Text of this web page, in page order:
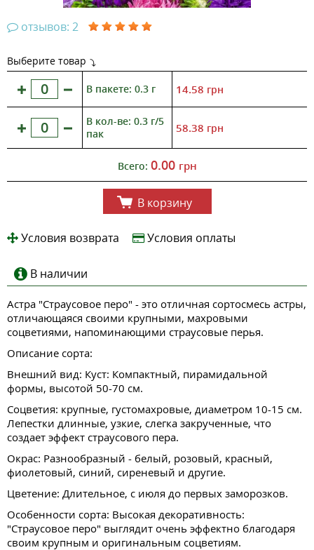
отзывов: 2
Выберите товар
В пакете: 0.3 г 14.58 грн
В кол-ве: 0.3 г/5
пак
58.38 грн
Всего: 0.00 грн
В корзину
Условия возврата Условия оплаты
В наличии
Астра "Страусовое перо" - это отличная сортосмесь астры,
отличающаяся своими крупными, махровыми
соцветиями, напоминающими страусовые перья.
Описание сорта:
Внешний вид: Куст: Компактный, пирамидальной
формы, высотой 50-70 см.
Соцветия: крупные, густомахровые, диаметром 10-15 см.
Лепестки длинные, узкие, слегка закрученные, что
создает эффект страусового пера.
Окрас: Разнообразный - белый, розовый, красный,
фиолетовый, синий, сиреневый и другие.
Цветение: Длительное, с июля до первых заморозков.
Особенности сорта: Высокая декоративность:
"Страусовое перо" выглядит очень эффектно благодаря
своим крупным и оригинальным соцветиям.